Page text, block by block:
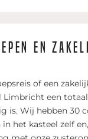
en
of een
Limbricht een
is. Wij hebben 30
in het kasteel zelf